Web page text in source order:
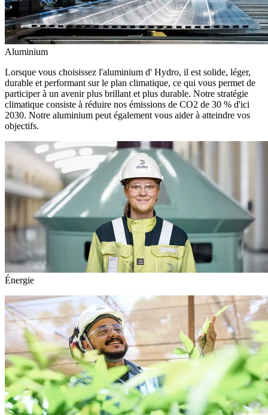
Aluminium
Lorsque vous choisissez l'aluminium d' Hydro, il est solide, léger,
durable et performant sur le plan climatique, ce qui vous permet de
participer à un avenir plus brillant et plus durable. Notre stratégie
climatique consiste à réduire nos émissions de CO2 de 30 % d'ici
2030. Notre aluminium peut également vous aider à atteindre vos
objectifs.
Énergie